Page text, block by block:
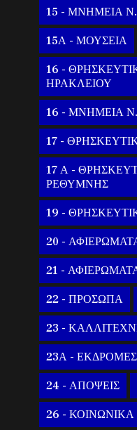
15 - ΜΝΗΜΕΙΑ
15Α - ΜΟΥΣΕΙΑ
16 -
ΗΡΑΚΛΕΙΟΥ
16 - ΜΝΗΜΕΙΑ
17 -
17 Α -
ΡΕΘΥΜΝΗΣ
19 -
20 -
21 -
22 - ΠΡΟΣΩΠΑ
23 -
23Α -
24 - ΑΠΟΨΕΙΣ
26 -